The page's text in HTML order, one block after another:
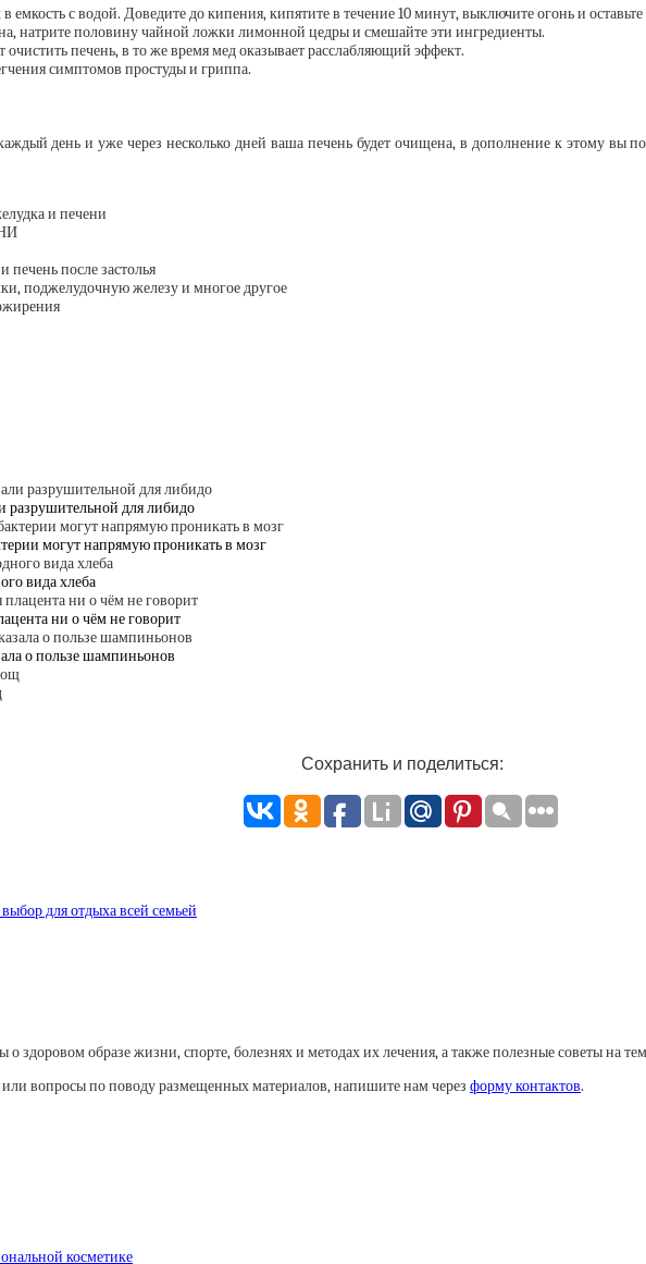
с водой. Доведите до кипения, кипятите в течение 10 минут, выключите огонь и оставьте
натрите половину чайной ложки лимонной цедры и смешайте эти ингредиенты.
печень, в то же время мед оказывает расслабляющий эффект.
симптомов простуды и гриппа.
день и уже через несколько дней ваша печень будет очищена, в дополнение к этому вы
и печени
после застолья
поджелудочную железу и многое другое
для либидо
могут напрямую проникать в мозг
вида хлеба
ни о чём не говорит
о пользе шампиньонов
Сохранить и поделиться:
для отдыха всей семьей
здоровом образе жизни, спорте, болезнях и методах их лечения, а также полезные советы на
вопросы по поводу размещенных материалов, напишите нам через форму контактов.
косметике